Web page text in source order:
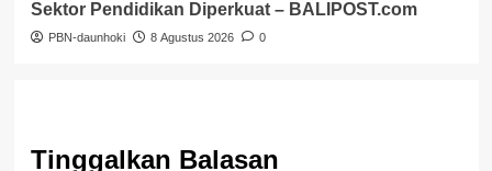
Sektor Pendidikan Diperkuat – BALIPOST.com
PBN-daunhoki 8 Agustus 2026 0
Tinggalkan Balasan